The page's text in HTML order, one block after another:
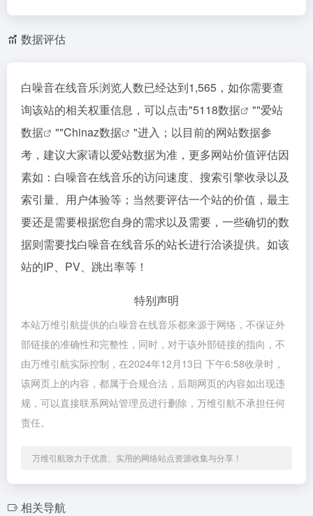
数据评估
白噪音在线音乐浏览人数已经达到1,565，如你需要查
询该站的相关权重信息，可以点击"5118数据 ""爱站
数据
""Chinaz数据
"进入；以目前的网站数据参
考，建议大家请以爱站数据为准，更多网站价值评估因
素如：白噪音在线音乐的访问速度、搜索引擎收录以及
索引量、用户体验等；当然要评估一个站的价值，最主
要还是需要根据您自身的需求以及需要，一些确切的数
据则需要找白噪音在线音乐的站长进行洽谈提供。如该
站的IP、PV、跳出率等！
特别声明
本站万维引航提供的白噪音在线音乐都来源于网络，不保证外
部链接的准确性和完整性，同时，对于该外部链接的指向，不
由万维引航实际控制，在2024年12月13日 下午6:58收录时，
该网页上的内容，都属于合规合法，后期网页的内容如出现违
规，可以直接联系网站管理员进行删除，万维引航不承担任何
责任。
万维引航致力于优质、实用的网络站点资源收集与分享！
相关导航